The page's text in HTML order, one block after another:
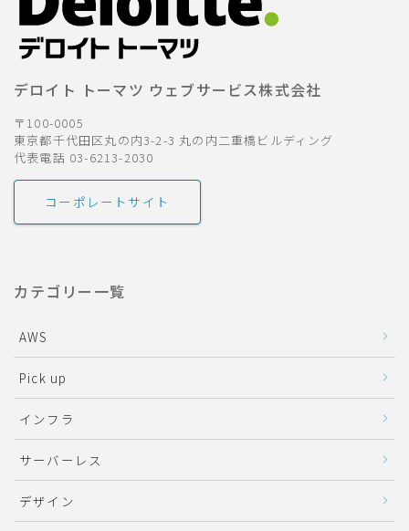
デロイト トーマツ ウェブサービス株式会社
〒100-0005
東京都千代田区丸の内3-2-3 丸の内二重橋ビルディング
代表電話 03-6213-2030
コーポレートサイト
カテゴリー一覧
AWS
Pick up
インフラ
サーバーレス
デザイン